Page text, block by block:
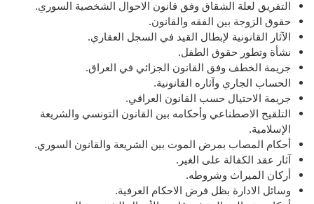
التفريق لعلة الشقاق وفق قانون الاحوال الشخصية السوري.
حقوق الزوجة بين الفقه والقانون.
الآثار القانونية لإبطال القيد في السجل العقاري.
نشأة وتطور حقوق الطفل.
جريمة الخطف وفق القانون الجزائي في العراق.
الحساب الجاري وآثاره القانونية.
جريمة الاحتيال حسب القانون العراقي.
التلقيح الاصطناعي وأحكامه بين القانون التونسي والشريعة
الإسلامية.
أحكام المصاب بمرض الموت بين الشريعة والقانون السوري.
آثار عقد الكفالة على الغير.
أركان الميراث وشروطه.
وسائل الادارة بظل فرض الاحكام العرفية.